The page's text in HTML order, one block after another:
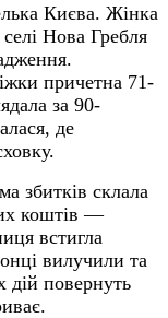
Києва. Жінка
Нова Гребля
причетна 71-
за 90-
де
збитків склала
коштів —
встигла
вилучили та
дій повернуть